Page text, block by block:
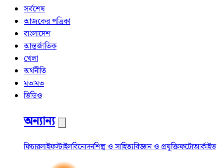
সর্বশেষ
আজকের পত্রিকা
বাংলাদেশ
আন্তর্জাতিক
খেলা
অর্থনীতি
মতামত
ভিডিও
অন্যান্য
ফিচারলাইফস্টাইলবিনোদনশিল্প ও সাহিত্যবিজ্ঞান ও প্রযুক্তিফটোআর্কাইভ